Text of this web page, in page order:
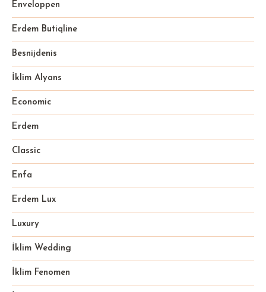
Enveloppen
Erdem Butiqline
Besnijdenis
İklim Alyans
Economic
Erdem
Classic
Enfa
Erdem Lux
Luxury
İklim Wedding
İklim Fenomen